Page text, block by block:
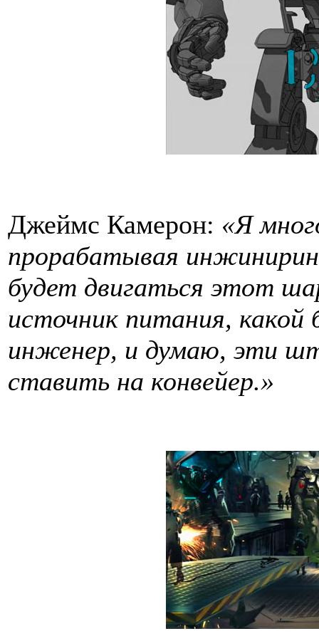
Джеймс Камерон: «Я
прорабатывая
будет двигаться этот
источник питания, какой
инженер, и думаю, эти
ставить на конвейер.»